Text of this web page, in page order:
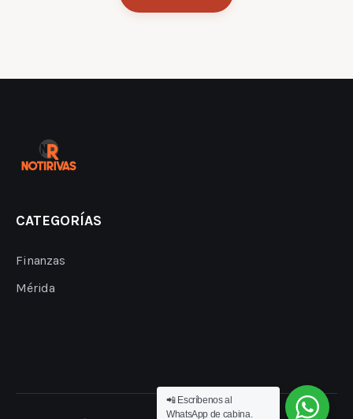
CATEGORÍAS
Finanzas
Mérida
📲 Escríbenos al
WhatsApp de cabina.